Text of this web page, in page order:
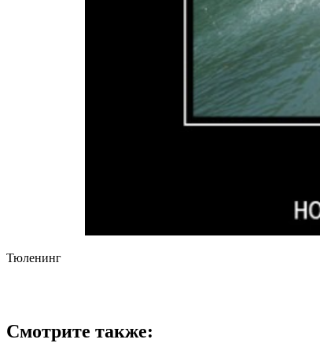
Тюленинг
Смотрите также: